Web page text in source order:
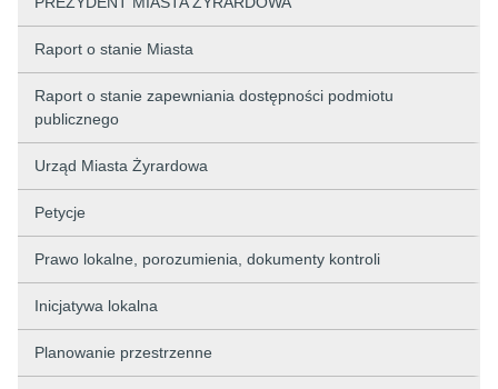
Raport o stanie Miasta
Raport o stanie zapewniania dostępności podmiotu
publicznego
Urząd Miasta Żyrardowa
Petycje
Prawo lokalne, porozumienia, dokumenty kontroli
Inicjatywa lokalna
Planowanie przestrzenne